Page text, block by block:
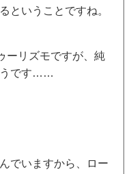
ということですね。
ーリズモですが、純
うです……
でいますから、ロー